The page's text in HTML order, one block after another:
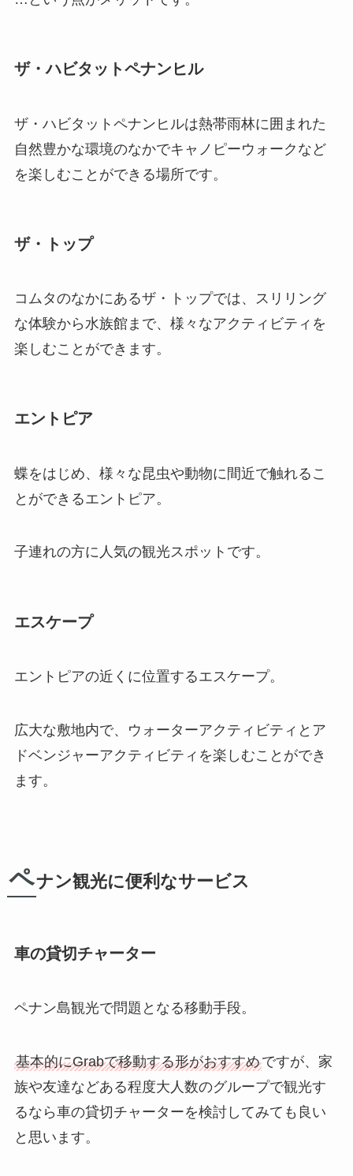
ザ・ハビタットペナンヒル
ザ・ハビタットペナンヒルは熱帯雨林に囲まれた
自然豊かな環境のなかでキャノピーウォークなど
を楽しむことができる場所です。
ザ・トップ
コムタのなかにあるザ・トップでは、スリリング
な体験から水族館まで、様々なアクティビティを
楽しむことができます。
エントピア
蝶をはじめ、様々な昆虫や動物に間近で触れるこ
とができるエントピア。
子連れの方に人気の観光スポットです。
エスケープ
エントピアの近くに位置するエスケープ。
広大な敷地内で、 ウォーターアクティビティ と ア
ドベンジャーアクティビティ を楽しむことができ
ます。
ペナン観光に便利なサービス
車の貸切チャーター
ペナン島観光で問題となる移動手段。
基本的にGrabで移動する形がおすすめですが、家
族や友達などある程度大人数のグループで観光す
るなら車の貸切チャーターを検討してみても良い
と思います。